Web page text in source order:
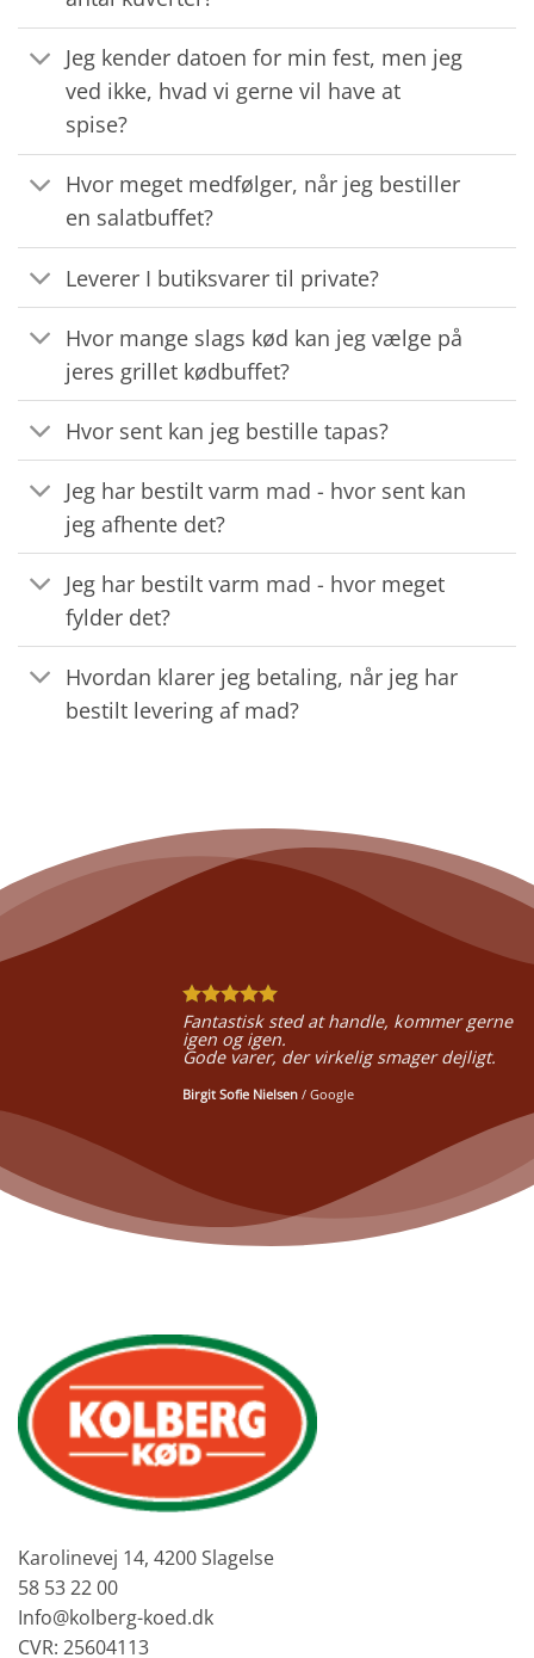
Jeg kender datoen for min fest, men jeg
ved ikke, hvad vi gerne vil have at
spise?
Hvor meget medfølger, når jeg bestiller
en salatbuffet?
Leverer I butiksvarer til private?
Hvor mange slags kød kan jeg vælge på
jeres grillet kødbuffet?
Hvor sent kan jeg bestille tapas?
Jeg har bestilt varm mad - hvor sent kan
jeg afhente det?
Jeg har bestilt varm mad - hvor meget
fylder det?
Hvordan klarer jeg betaling, når jeg har
bestilt levering af mad?
Fantastisk sted at handle, kommer gerne
igen og igen.
Gode varer, der virkelig smager dejligt.
Birgit Sofie Nielsen / Google
Karolinevej 14, 4200 Slagelse
58 53 22 00
Info@kolberg-koed.dk
CVR: 25604113